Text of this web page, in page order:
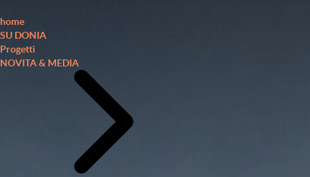
home
SU DONIA
Progetti
NOVITA & MEDIA